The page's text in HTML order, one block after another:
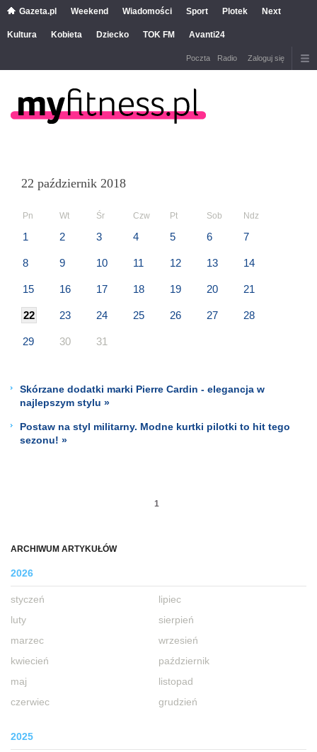
Gazeta.pl Weekend Wiadomości Sport Plotek Next
Kultura Kobieta Dziecko TOK FM Avanti24
Poczta Radio Zaloguj się
ARCHIWUM ARTYKUŁÓW
2026
styczeń
luty
marzec
kwiecień
maj
czerwiec
lipiec
sierpień
wrzesień
październik
listopad
grudzień
2025
22 październik 2018
Pn Wt Śr Czw Pt Sob Ndz
1 2 3 4 5 6 7
8 9 10 11 12 13 14
15 16 17 18 19 20 21
22 23 24 25 26 27 28
29 30 31
Skórzane dodatki marki Pierre Cardin - elegancja w
najlepszym stylu »
Postaw na styl militarny. Modne kurtki pilotki to hit tego
sezonu! »
1